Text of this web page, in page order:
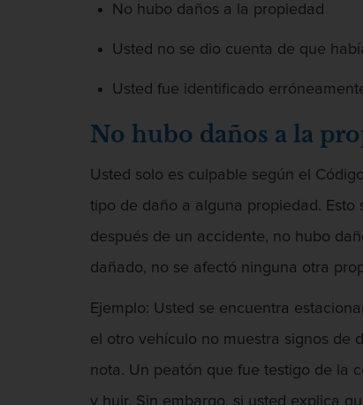
No hubo daños a la propiedad
Usted no se dio cuenta de que
Usted fue identificado
No hubo daños a la
Usted solo es culpable según el
tipo de daño a alguna propiedad.
después de un accidente, no hubo
dañado, no se afectó ninguna otra
Ejemplo: Usted se encuentra
el otro vehículo no muestra signos de
nota. Un peatón que fue testigo de la
y huir. Sin embargo, si usted explica